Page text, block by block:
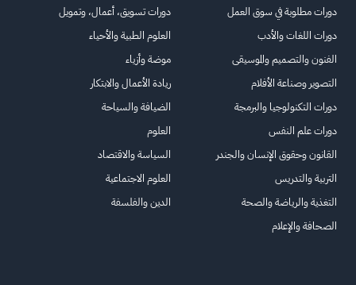
دورات مطلوبة في سوق العمل
دورات اللغات والأدب
الفنون والتصميم والموسيقى
التصوير وصناعة الأفلام
دورات التكنولوجيا والبرمجة
دورات علم النفس
القانون وحقوق الإنسان والجندر
التربية والتدريس
التغذية والرياضة والصحة
الصحافة والإعلام
دورات تسويق، أعمال، وتمويل
العلوم الطبية والأحياء
موضة وأزياء
ريادة الأعمال والابتكار
الضيافة والسياحة
العلوم
السياسة والاقتصاد
العلوم الاجتماعية
الدين والفلسفة